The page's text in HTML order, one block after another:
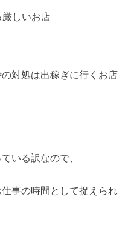
しいお店
対処は出稼ぎに行くお店
いる訳なので、
事の時間として捉えられ